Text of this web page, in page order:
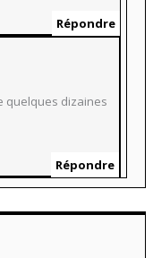
Répondre
quelques dizaines
Répondre